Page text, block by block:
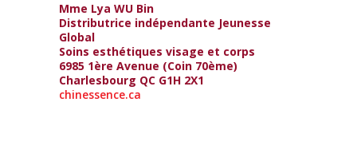
Mme Lya WU Bin
Distributrice indépendante Jeunesse
Global
Soins esthétiques visage et corps
6985 1ère Avenue (Coin 70ème)
Charlesbourg QC G1H 2X1
chinessence.ca